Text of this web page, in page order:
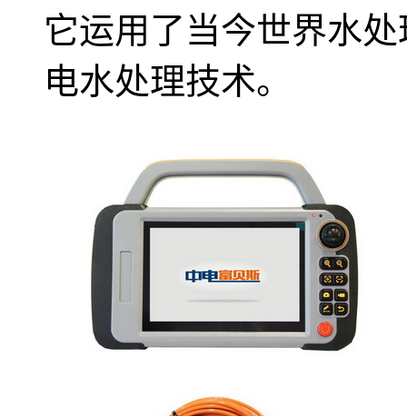
它运用了当今世界水
电水处理技术。